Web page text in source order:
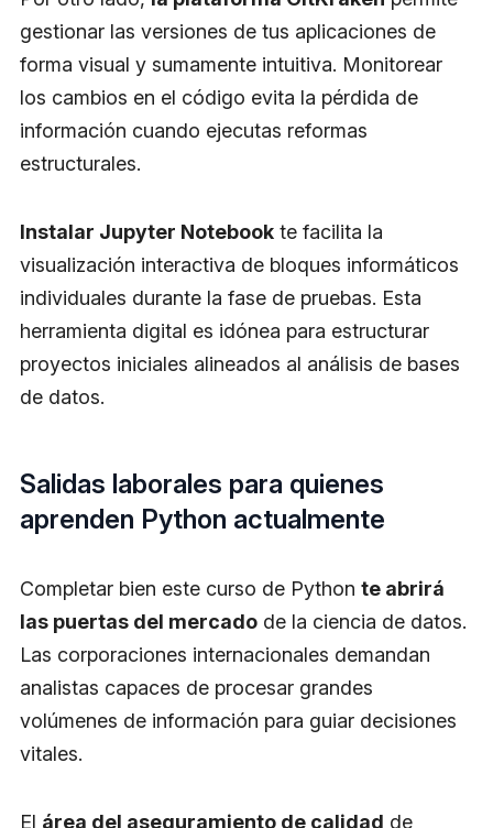
gestionar las versiones de tus aplicaciones de
forma visual y sumamente intuitiva. Monitorear
los cambios en el código evita la pérdida de
información cuando ejecutas reformas
estructurales.
Instalar Jupyter Notebook te facilita la
visualización interactiva de bloques informáticos
individuales durante la fase de pruebas. Esta
herramienta digital es idónea para estructurar
proyectos iniciales alineados al análisis de bases
de datos.
Salidas laborales para quienes
aprenden Python actualmente
Completar bien este curso de Python te abrirá
las puertas del mercado de la ciencia de datos.
Las corporaciones internacionales demandan
analistas capaces de procesar grandes
volúmenes de información para guiar decisiones
vitales.
El área del aseguramiento de calidad de